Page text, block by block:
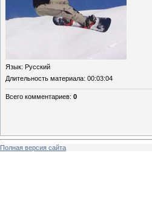
Язык: Русский
Длительность материала: 00:03:04
Всего комментариев: 0
Полная версия сайта